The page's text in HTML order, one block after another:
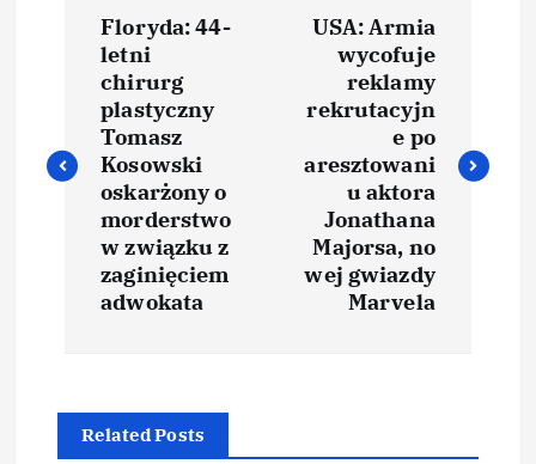
Floryda: 44-
letni
chirurg
plastyczny
Tomasz
Kosowski
oskarżony o
morderstwo
w związku z
zaginięciem
adwokata
USA: Armia
wycofuje
reklamy
rekrutacyjn
e po
aresztowani
u aktora
Jonathana
Majorsa, no
wej gwiazdy
Marvela
Related Posts